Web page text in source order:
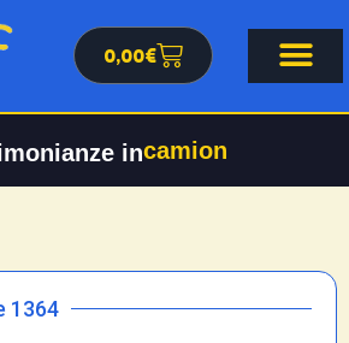
0,00€
incamion
1364